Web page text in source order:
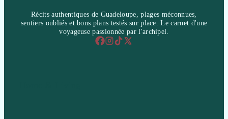
Récits authentiques de Guadeloupe, plages méconnues,
sentiers oubliés et bons plans testés sur place. Le carnet d'une
voyageuse passionnée par l'archipel.